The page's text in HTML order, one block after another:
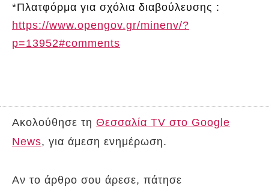
*Πλατφόρμα για σχόλια διαβούλευσης :
https://www.opengov.gr/minenv/?
p=13952#comments
Ακολούθησε τη Θεσσαλία TV στο Google
News, για άμεση ενημέρωση.
Αν το άρθρο σου άρεσε, πάτησε